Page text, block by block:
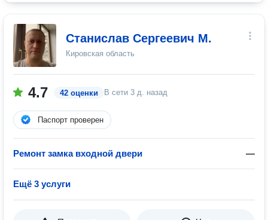
Станислав Сергеевич М.
Кировская область
4.7 42 оценки В сети 3 д. назад
Паспорт проверен
Ремонт замка входной двери —
Ещё 3 услуги